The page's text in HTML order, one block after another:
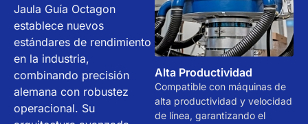
Jaula Guía Octagon
establece nuevos
estándares de rendimiento
en la industria,
combinando precisión
alemana con robustez
operacional. Su
Alta Productividad
Compatible con máquinas de
alta productividad y velocidad
de línea, garantizando el